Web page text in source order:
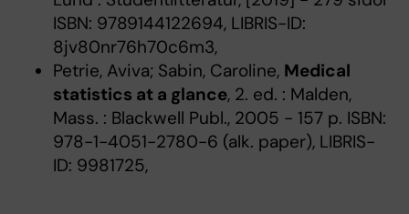
ISBN: 9789144122694, LIBRIS-ID:
8jv80nr76h70c6m3,
Petrie, Aviva; Sabin, Caroline, Medical
statistics at a glance, 2. ed. : Malden,
Mass. : Blackwell Publ., 2005 - 157 p. ISBN:
978-1-4051-2780-6 (alk. paper), LIBRIS-
ID: 9981725,